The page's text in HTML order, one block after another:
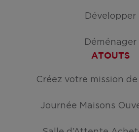
Développer
Déménager
ATOUTS
Créez votre mission
Journée Maisons